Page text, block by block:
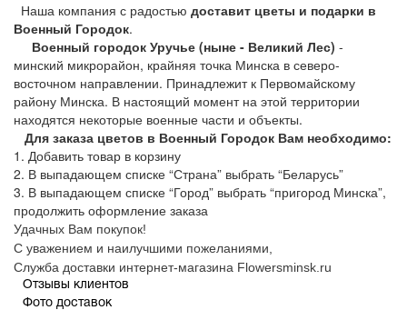
Наша компания с радостью доставит цветы и подарки в
Военный Городок.
Военный городок Уручье (ныне - Великий Лес) -
минский микрорайон, крайняя точка Минска в северо-
восточном направлении. Принадлежит к Первомайскому
району Минска. В настоящий момент на этой территории
находятся некоторые военные части и объекты.
Для заказа цветов в Военный Городок Вам необходимо:
1. Добавить товар в корзину
2. В выпадающем списке “Страна” выбрать “Беларусь”
3. В выпадающем списке “Город” выбрать “пригород Минска”,
продолжить оформление заказа
Удачных Вам покупок!
С уважением и наилучшими пожеланиями,
Служба доставки интернет-магазина Flowersminsk.ru
Отзывы клиентов
Фото доставок